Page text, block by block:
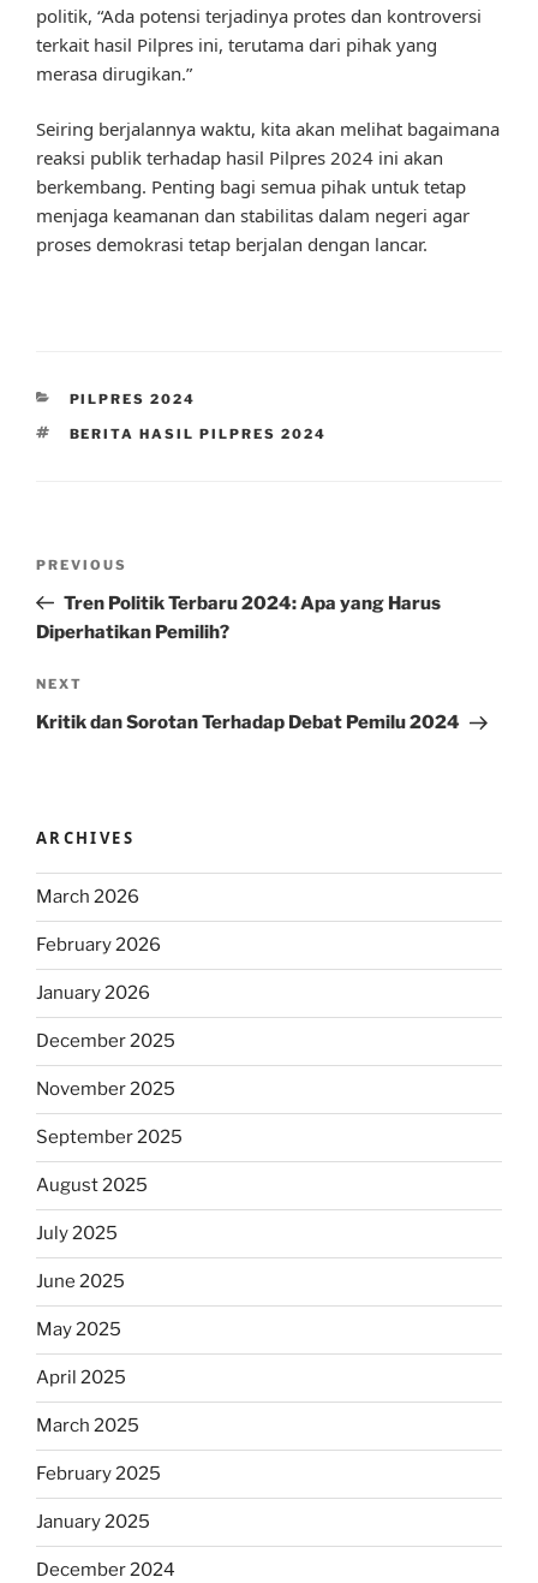
politik, “Ada potensi terjadinya protes dan kontroversi
terkait hasil Pilpres ini, terutama dari pihak yang
merasa dirugikan.”
Seiring berjalannya waktu, kita akan melihat bagaimana
reaksi publik terhadap hasil Pilpres 2024 ini akan
berkembang. Penting bagi semua pihak untuk tetap
menjaga keamanan dan stabilitas dalam negeri agar
proses demokrasi tetap berjalan dengan lancar.
CATEGORIES
PILPRES 2024
TAGS
BERITA HASIL PILPRES 2024
Previous
Post
PREVIOUS
Tren Politik Terbaru 2024: Apa yang Harus
Diperhatikan Pemilih?
Next
Post
NEXT
Kritik dan Sorotan Terhadap Debat Pemilu 2024
ARCHIVES
March 2026
February 2026
January 2026
December 2025
November 2025
September 2025
August 2025
July 2025
June 2025
May 2025
April 2025
March 2025
February 2025
January 2025
December 2024